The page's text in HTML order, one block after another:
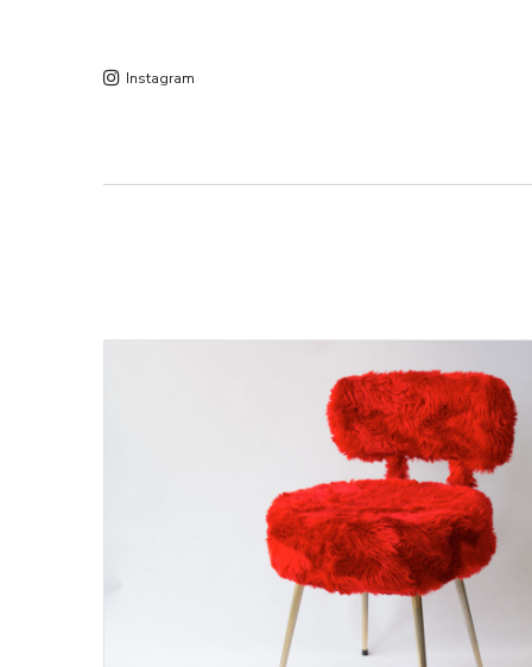
Instagram